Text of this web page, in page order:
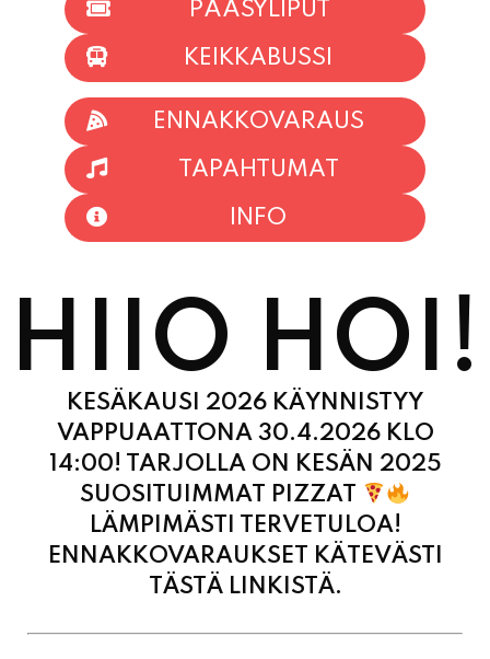
TAPAHTUMAT
INFO
HIIO HOI!
KESÄKAUSI 2026 KÄYNNISTYY
VAPPUAATTONA 30.4.2026 KLO
14:00! TARJOLLA ON KESÄN 2025
SUOSITUIMMAT PIZZAT
LÄMPIMÄSTI TERVETULOA!
ENNAKKOVARAUKSET KÄTEVÄSTI
TÄSTÄ LINKISTÄ.